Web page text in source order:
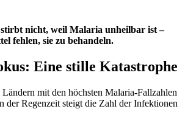
nicht, weil Malaria unheilbar ist –
fehlen, sie zu behandeln.
Eine stille Katastrophe
Ländern mit den höchsten Malaria-Fallzahlen
der Regenzeit steigt die Zahl der Infektionen